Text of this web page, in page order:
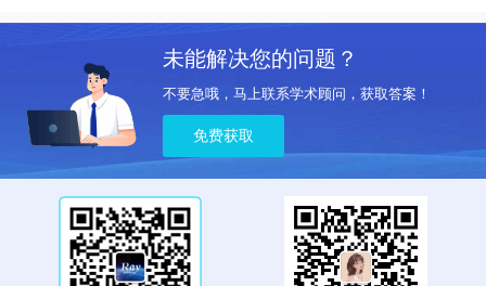
未能解决您的问题？
不要急哦，马上联系学术顾问，获取答案！
免费获取